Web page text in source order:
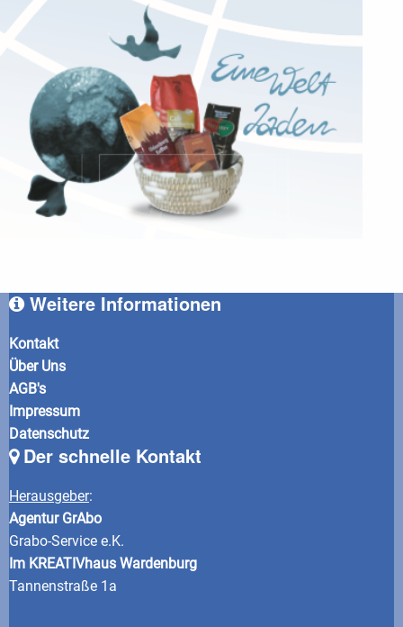
Weitere Informationen
Kontakt
Über Uns
AGB's
Impressum
Datenschutz
Der schnelle Kontakt
Herausgeber:
Agentur GrAbo
Grabo-Service e.K.
Im KREATIVhaus Wardenburg
Tannenstraße 1a